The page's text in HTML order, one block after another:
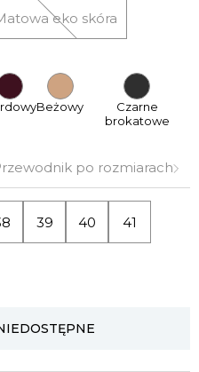
eko skóra
Beżowy
Czarne
brokatowe
po rozmiarach
39 40 41